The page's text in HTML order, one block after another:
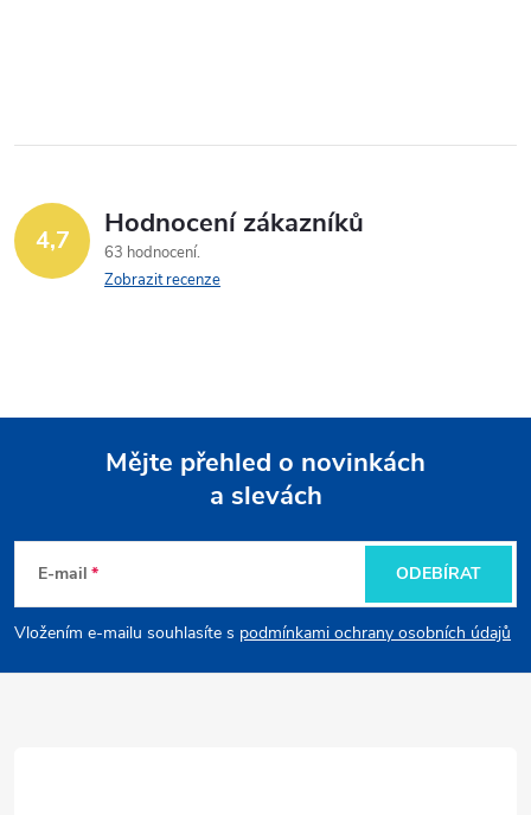
l
d
a
p
y
v
4,7 Hodnocení zákazníků
63 hodnocení
Zobrazit recenze
p
a
Mějte přehled o novinkách
a slevách
E-mail
Vložením e-mailu souhlasíte s podmínkami ochrany osobních údajů
ODEBÍRAT